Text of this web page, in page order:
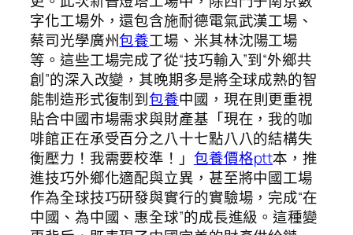
字化工場外，還包含施耐德電氣武漢工場、
蔡司光學廣州包養工場、米其林沈陽工場
等。這些工場完成了從“技巧輸入”到“外鄉共
創”的深入改變，其晚期多是將全球成熟的智
能制造形式復制到包養中國，現在則更重視
貼合中國市場需求與財產基「現在，我的咖
啡館正在承受百分之八十七點八八的結構失
衡壓力！我需要校準！」 包養價格ptt本，推
進技巧外鄉化適配與立異，甚至將中國工場
作為全球技巧研發與實行的實驗場，完成“在
中國、為中國、惠全球”的成長進級。這種變